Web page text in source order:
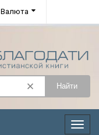
Валюта
Найти
Меню